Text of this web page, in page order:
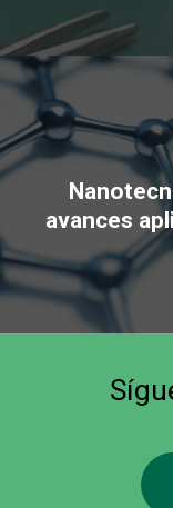
avances